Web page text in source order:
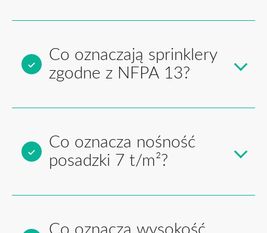
Co oznaczają sprinklery
zgodne z NFPA 13?
Co oznacza nośność
posadzki 7 t/m²?